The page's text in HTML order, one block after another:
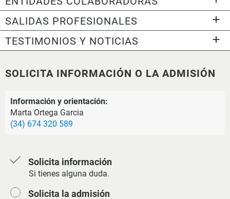
SALIDAS PROFESIONALES
TESTIMONIOS Y NOTICIAS
SOLICITA INFORMACIÓN O LA ADMISIÓN
Información y orientación:
Marta Ortega Garcia
(34) 674 320 589
Solicita información
Si tienes alguna duda.
Solicita la admisión